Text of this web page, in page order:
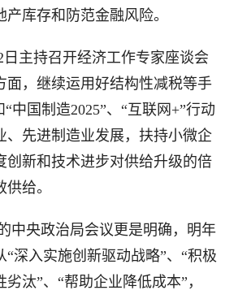
库存和防范金融风险。
持召开经济工作专家座谈会
面，继续运用好结构性减税等手
中国制造2025”、“互联网+”行动
、先进制造业发展，扶持小微企
创新和技术进步对供给升级的倍
给。
央政治局会议更是明确，明年
“深入实施创新驱动战略”、“积极
汰”、“帮助企业降低成本”，